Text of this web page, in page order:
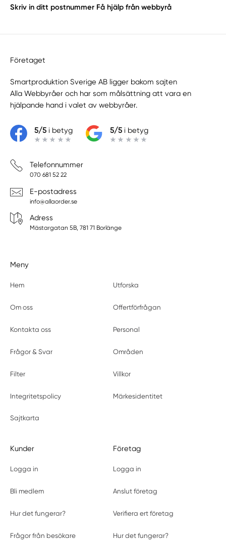
Skriv in ditt postnummer Få hjälp från webbyrå
Företaget
Smartproduktion Sverige AB ligger bakom sajten
Alla Webbyråer och har som målsättning att vara en
hjälpande hand i valet av webbyråer.
5/5i betyg 5/5i betyg
Telefonnummer
070 681 52 22
E-postadress
info@allaorder.se
Adress
Mästargatan 5B, 781 71 Borlänge
Meny
Hem Utforska
Om oss Offertförfrågan
Kontakta oss Personal
Frågor & Svar Områden
Filter Villkor
Integritetspolicy Märkesidentitet
Sajtkarta
Kunder
Logga in
Bli medlem
Hur det fungerar?
Frågor från besökare
Företag
Logga in
Anslut företag
Verifiera ert företag
Hur det fungerar?